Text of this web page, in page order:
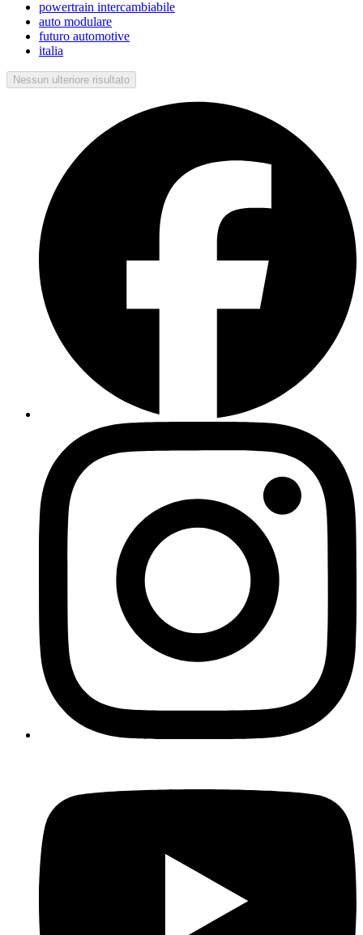
powertrain intercambiabile
auto modulare
futuro automotive
italia
Nessun ulteriore risultato